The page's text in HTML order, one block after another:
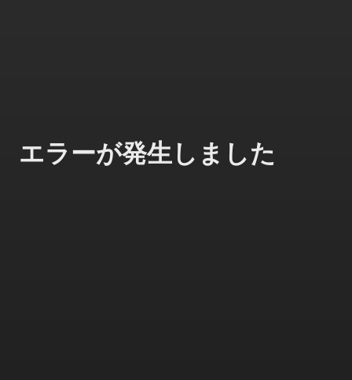
エラーが発生しました